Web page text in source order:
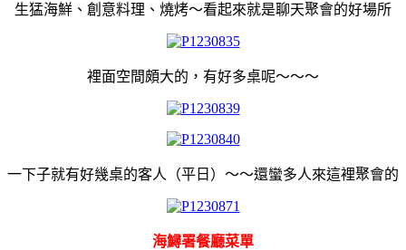
生猛海鮮、創意料理、燒烤～看起來就是聊天聚會的好場所
裡面空間頗大的，有好多桌呢～～～
一下子就有好幾桌的客人（平日）～～還蠻多人來這裡聚會的
海鱘署餐廳菜單